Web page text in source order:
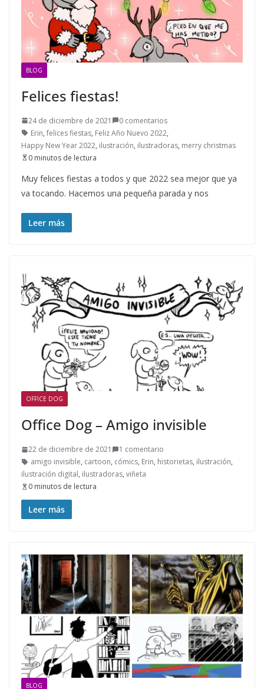
BLOG
Felices fiestas!
24 de diciembre de 2021
0 comentarios
Erin, felices fiestas, Feliz Año Nuevo 2022,
Happy New Year 2022, ilustración, ilustradoras, merry christmas
0 minutos de lectura
Muy felices fiestas a todos y que 2022 sea mejor que ya
va tocando. Hacemos una pequeña parada y nos
Leer más
OFFICE DOG
Office Dog – Amigo invisible
22 de diciembre de 2021
1 comentario
amigo invisible, cartoon, cómics, Erin, historietas, ilustración,
ilustración digital, ilustradoras, viñeta
0 minutos de lectura
Leer más
BLOG